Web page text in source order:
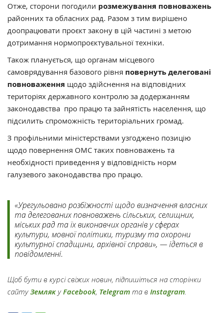
Отже, сторони погодили розмежування повноважень
районних та обласних рад. Разом з тим вирішено
доопрацювати проєкт закону в цій частині з метою
дотримання нормопроєктувальної техніки.
Також планується, що органам місцевого
самоврядування базового рівня повернуть делеговані
повноваження щодо здійснення на відповідних
територіях державного контролю за додержанням
законодавства про працю та зайнятість населення, що
підсилить спроможність територіальних громад.
З профільними міністерствами узгоджено позицію
щодо повернення ОМС таких повноважень та
необхідності приведення у відповідність норм
галузевого законодавства про працю.
«Урегульовано розбіжності щодо визначення власних
та делегованих повноважень сільських, селищних,
міських рад та їх виконавчих органів у сферах
культури, мовної політики, туризму та охорони
культурної спадщини, архівної справи», — ідеться в
повідомленні.
Щоб бути в курсі свіжих новин, підпишіться на сторінки
сайтуЗемлякуFacebook, Telegram та в Instagram